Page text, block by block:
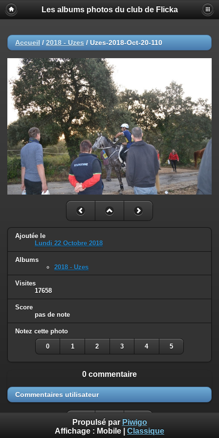
Les albums photos du club de Flicka
Accueil / 2018 - Uzes / Uzes-2018-Oct-20-110
Ajoutée le
Lundi 22 Octobre 2018
Albums
2018 - Uzes
Visites
17658
Score
pas de note
Notez cette photo
0 1 2 3 4 5
0 commentaire
Commentaires utilisateur
Propulsé par Piwigo
Affichage : Mobile Classique